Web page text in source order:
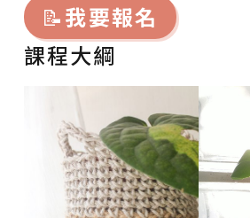
📝我要報名
課程大綱